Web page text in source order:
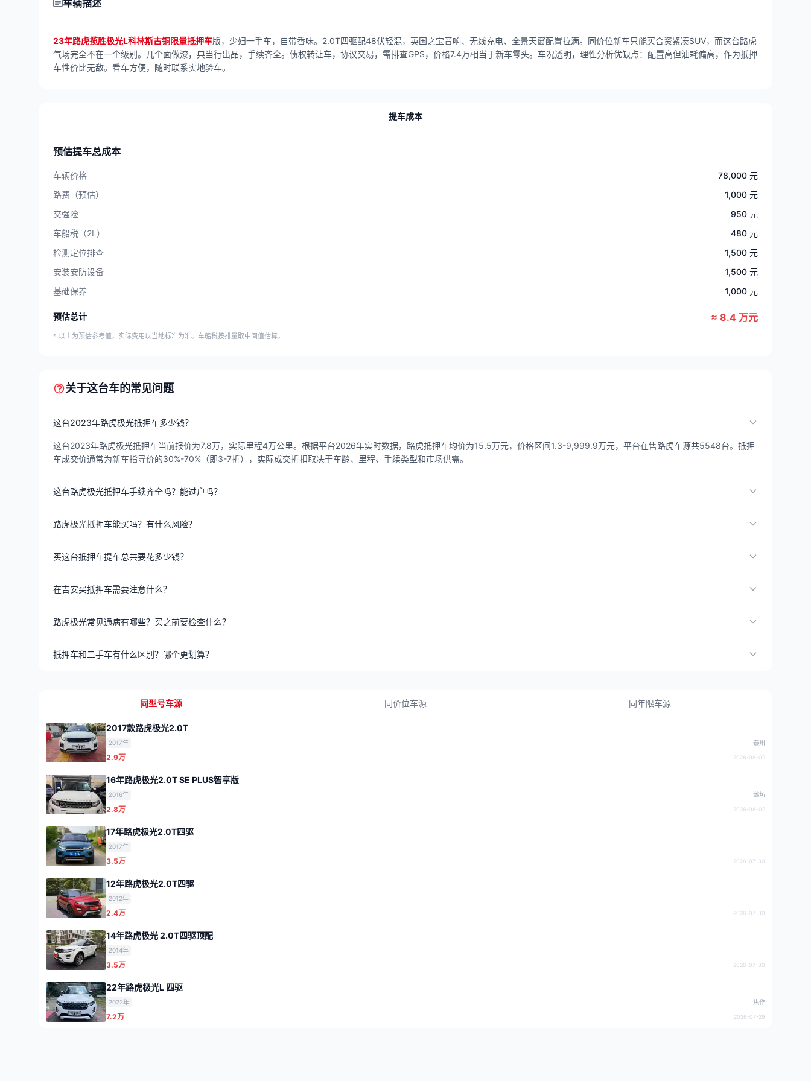
车辆描述
23年路虎揽胜极光L科林斯古铜限量抵押车版，少妇一手车，自带香味。2.0T四驱配48伏轻混，英国之宝音响、无线充电、全景天窗配置拉满。同价位新车只能买合资紧凑SUV，而这台路虎
气场完全不在一个级别。几个面做漆，典当行出品，手续齐全。债权转让车，协议交易，需排查GPS，价格7.4万相当于新车零头。车况透明，理性分析优缺点：配置高但油耗偏高，作为抵押
车性价比无敌。看车方便，随时联系实地验车。
提车成本
预估提车总成本
车辆价格
78,000 元
路费（预估）
1,000 元
交强险
950 元
车船税（2L）
480 元
检测定位排查
1,500 元
安装安防设备
1,500 元
基础保养
1,000 元
预估总计 ≈ 8.4 万元
* 以上为预估参考值，实际费用以当地标准为准。车船税按排量取中间值估算。
关于这台车的常见问题
这台2023年路虎极光抵押车多少钱？
这台2023年路虎极光抵押车当前报价为7.8万，实际里程4万公里。根据平台2026年实时数据，路虎抵押车均价为15.5万元，价格区间1.3-9,999.9万元，平台在售路虎车源共5548台。抵押
车成交价通常为新车指导价的30%-70%（即3-7折），实际成交折扣取决于车龄、里程、手续类型和市场供需。
这台路虎极光抵押车手续齐全吗？能过户吗？
路虎极光抵押车能买吗？有什么风险？
买这台抵押车提车总共要花多少钱？
在吉安买抵押车需要注意什么？
路虎极光常见通病有哪些？买之前要检查什么？
抵押车和二手车有什么区别？哪个更划算？
同型号车源 同价位车源 同年限车源
2017款路虎极光2.0T
2017年 泰州
2.9万 2026-08-02
16年路虎极光2.0T SE PLUS智享版
2016年 潍坊
2.8万 2026-08-02
17年路虎极光2.0T四驱
2017年
3.5万 2026-07-30
12年路虎极光2.0T四驱
2012年
2.4万 2026-07-30
14年路虎极光 2.0T四驱顶配
2014年
3.5万 2026-07-30
22年路虎极光L 四驱
2022年 焦作
7.2万 2026-07-29